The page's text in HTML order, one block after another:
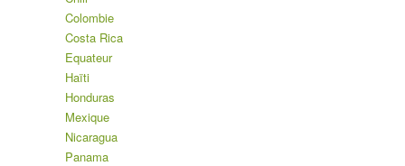
Colombie
Costa Rica
Equateur
Haïti
Honduras
Mexique
Nicaragua
Panama